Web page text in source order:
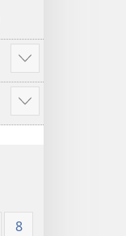
Ipakita
ang
uban
pa
Ipakita
ang
8